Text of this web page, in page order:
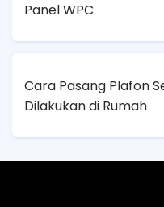
Panel WPC
Cara Pasang Plafon
Dilakukan di Rumah